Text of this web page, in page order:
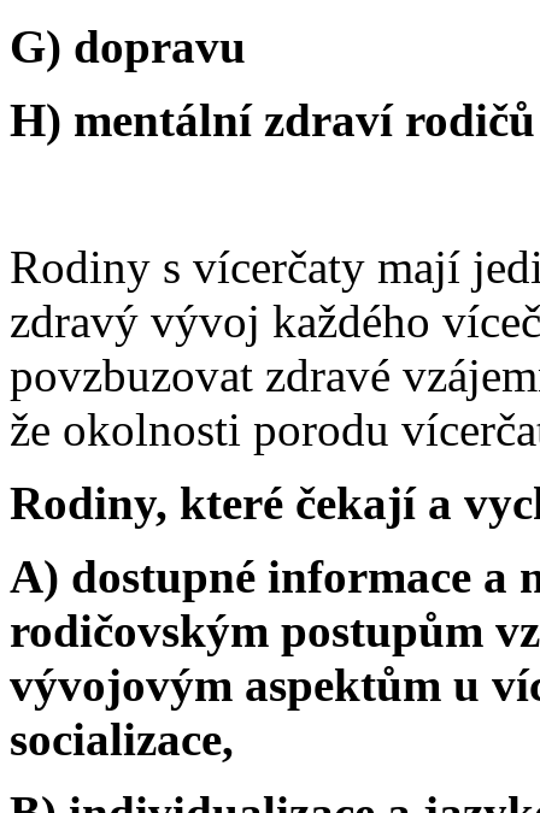
G) dopravu
H) mentální zdraví rodičů
Rodiny s vícerčaty mají
zdravý vývoj každého
povzbuzovat zdravé
že okolnosti porodu
Rodiny, které čekají a
A) dostupné informace a
rodičovským postupům
vývojovým aspektům u
socializace,